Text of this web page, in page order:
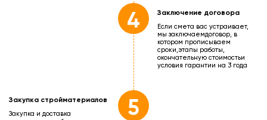
Заключение договора
Если смета вас устраивает,
мы заключаемдоговор, в
котором прописываем
сроки,этапы работы,
окончательную стоимостьи
условия гарантии на 3 года
4
Закупка стройматериалов
Закупка и доставка
5